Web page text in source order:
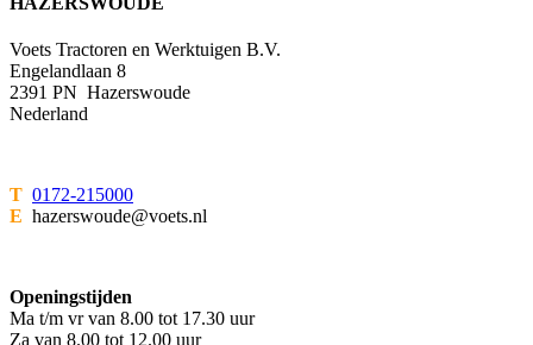
Voets Tractoren en Werktuigen B.V.
Engelandlaan 8
2391 PN Hazerswoude
Nederland
T 0172-215000
E hazerswoude@voets.nl
Openingstijden
Ma t/m vr van 8.00 tot 17.30 uur
Za van 8.00 tot 12.00 uur